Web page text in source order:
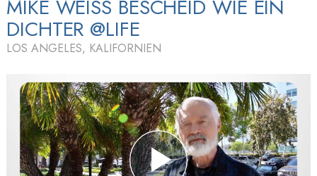
MIKE WEISS BESCHEID WIE EIN D
ICHTER @LIFE
LOS ANGELES, KALIFORNIEN